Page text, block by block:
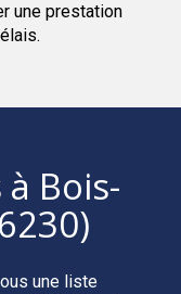
une prestation
à Bois-
une liste